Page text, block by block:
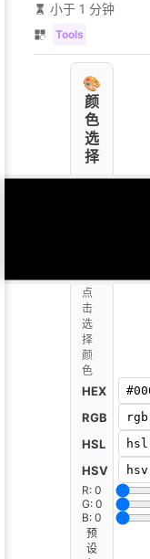
小于 1 分钟
Tools
🎨
颜
色
选
择
点
击
选
择
颜
色
HEX
RGB
HSL
HSV
R: 0
G: 0
B: 0
预
设